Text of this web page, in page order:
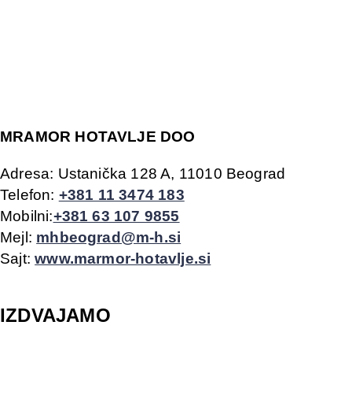
MRAMOR HOTAVLJE DOO
Adresa: Ustanička 128 A, 11010 Beograd
Telefon: +381 11 3474 183
Mobilni:+381 63 107 9855
Mejl: mhbeograd@m-h.si
Sajt:www.marmor-hotavlje.si
IZDVAJAMO